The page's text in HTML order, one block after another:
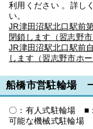
利用ください 。詳し
い。
JR津田沼駅北口駅前
閉鎖します（習志野市
JR津田沼駅北口駅前
します（習志野市ホー
船橋市営駐輪場
〇：有人式駐輪場 ■
可能な機械式駐輪場